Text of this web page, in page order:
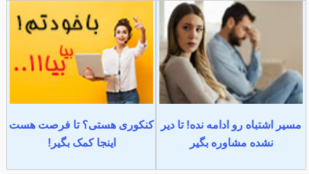
مسیر اشتباه رو ادامه نده! تا دیر
نشده مشاوره بگیر
کنکوری هستی؟ تا فرصت هست
اینجا کمک بگیر!